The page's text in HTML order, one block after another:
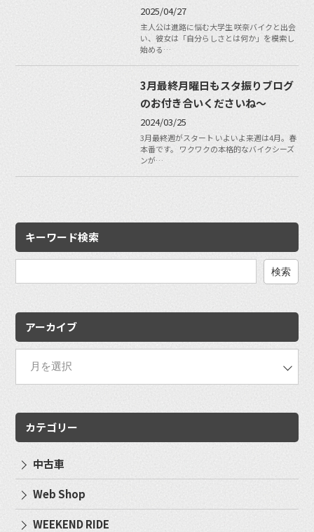
2025/04/27
主人公は進路に悩む大学生 咲奈バイクと出会
い、彼女は「自分らしさとは何か」を模索し
始める…
3月最終月曜日もスタ振りブログ
のお付き合いくださいね〜
2024/03/25
3月最終週がスタート いよいよ来週は4月。春
本番です。 ワクワクの本格的なバイクシーズ
ンが…
キーワード検索
アーカイブ
カテゴリー
中古車
Web Shop
WEEKEND RIDE